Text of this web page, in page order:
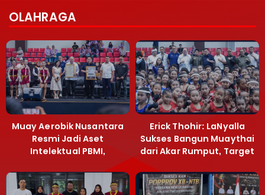
OLAHRAGA
Muay Aerobik Nusantara
Resmi Jadi Aset
Intelektual PBMI,
Terobosan Bangun
Grassroots
Erick Thohir: LaNyalla
Sukses Bangun Muaythai
dari Akar Rumput, Target